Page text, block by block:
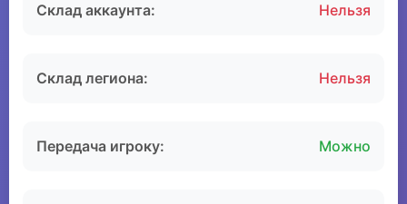
Склад аккаунта: Нельзя
Склад легиона: Нельзя
Передача игроку: Можно